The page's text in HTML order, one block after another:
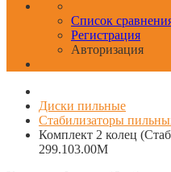
Список
Регистрация
Авторизация
Диски пильные
Стабилизаторы
Комплект 2 колец
299.103.00M